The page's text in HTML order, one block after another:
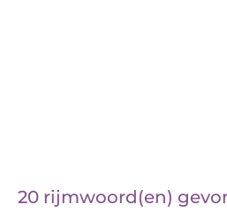
20 rijmwoord(en)